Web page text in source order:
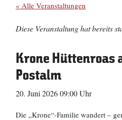
« Alle Veranstaltungen
Diese Veranstaltung hat bereits
Krone Hüttenroas
Postalm
20. Juni 2026 09:00 Uhr
Die „Krone“-Familie wandert –